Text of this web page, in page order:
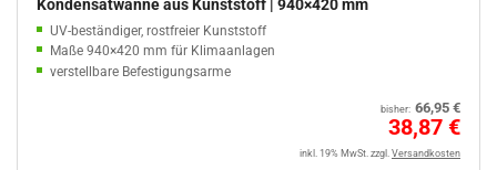
Kondensatwanne aus Kunststoff | 940×420 mm
UV-beständiger, rostfreier Kunststoff
Maße 940×420 mm für Klimaanlagen
verstellbare Befestigungsarme
bisher: 66,95 €
38,87 €
inkl. 19% MwSt. zzgl. Versandkosten